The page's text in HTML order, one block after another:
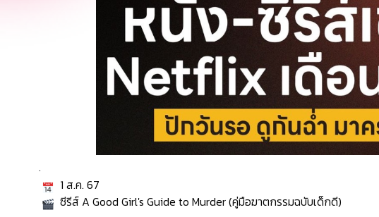
.
1 ส.ค. 67
ซีรีส์ A Good Girl's Guide to Murder (คู่มือฆาตกรรมฉบับเด็กดี)